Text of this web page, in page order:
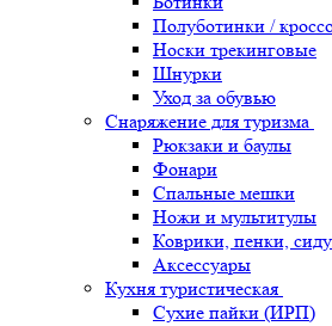
Полуботинки /
Носки трекинговые
Шнурки
Уход за обувью
Снаряжение для туризма
Рюкзаки и баулы
Фонари
Спальные мешки
Ножи и мультитулы
Коврики, пенки,
Аксессуары
Кухня туристическая
Сухие пайки (ИРП)